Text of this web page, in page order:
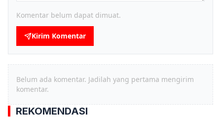
Komentar belum dapat dimuat.
Kirim Komentar
Belum ada komentar. Jadilah yang pertama mengirim
komentar.
REKOMENDASI